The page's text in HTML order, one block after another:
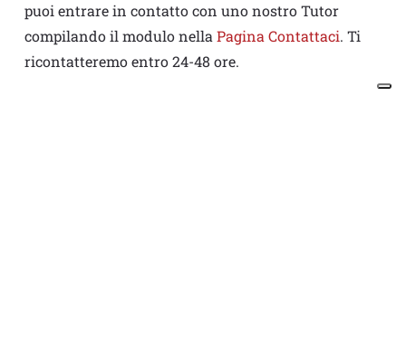
puoi entrare in contatto con uno nostro Tutor
compilando il modulo nellaPagina Contattaci. Ti
ricontatteremo entro 24-48 ore.